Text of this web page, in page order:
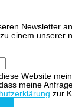
Newsletter
einem unserer
Website
meine
zur